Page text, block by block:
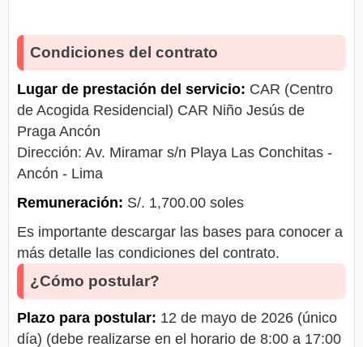
Condiciones del contrato
Lugar de prestación del servicio: CAR (Centro
de Acogida Residencial) CAR Niño Jesús de
Praga Ancón
Dirección: Av. Miramar s/n Playa Las Conchitas -
Ancón - Lima
Remuneración: S/. 1,700.00 soles
Es importante descargar las bases para conocer a
más detalle las condiciones del contrato.
¿Cómo postular?
Plazo para postular: 12 de mayo de 2026 (único
día) (debe realizarse en el horario de 8:00 a 17:00